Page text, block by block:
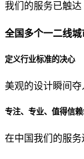
贵公司预算范围是
贵公司的团队规模
从哪里了解到我们
我们的服务已触达
全国多个一二线
定义行业标准的决心
美观的设计瞬间
专注、专业、值得信赖!
在中国我们的服务